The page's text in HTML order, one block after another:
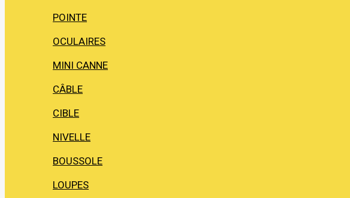
POINTE
OCULAIRES
MINI CANNE
CÂBLE
CIBLE
NIVELLE
BOUSSOLE
LOUPES